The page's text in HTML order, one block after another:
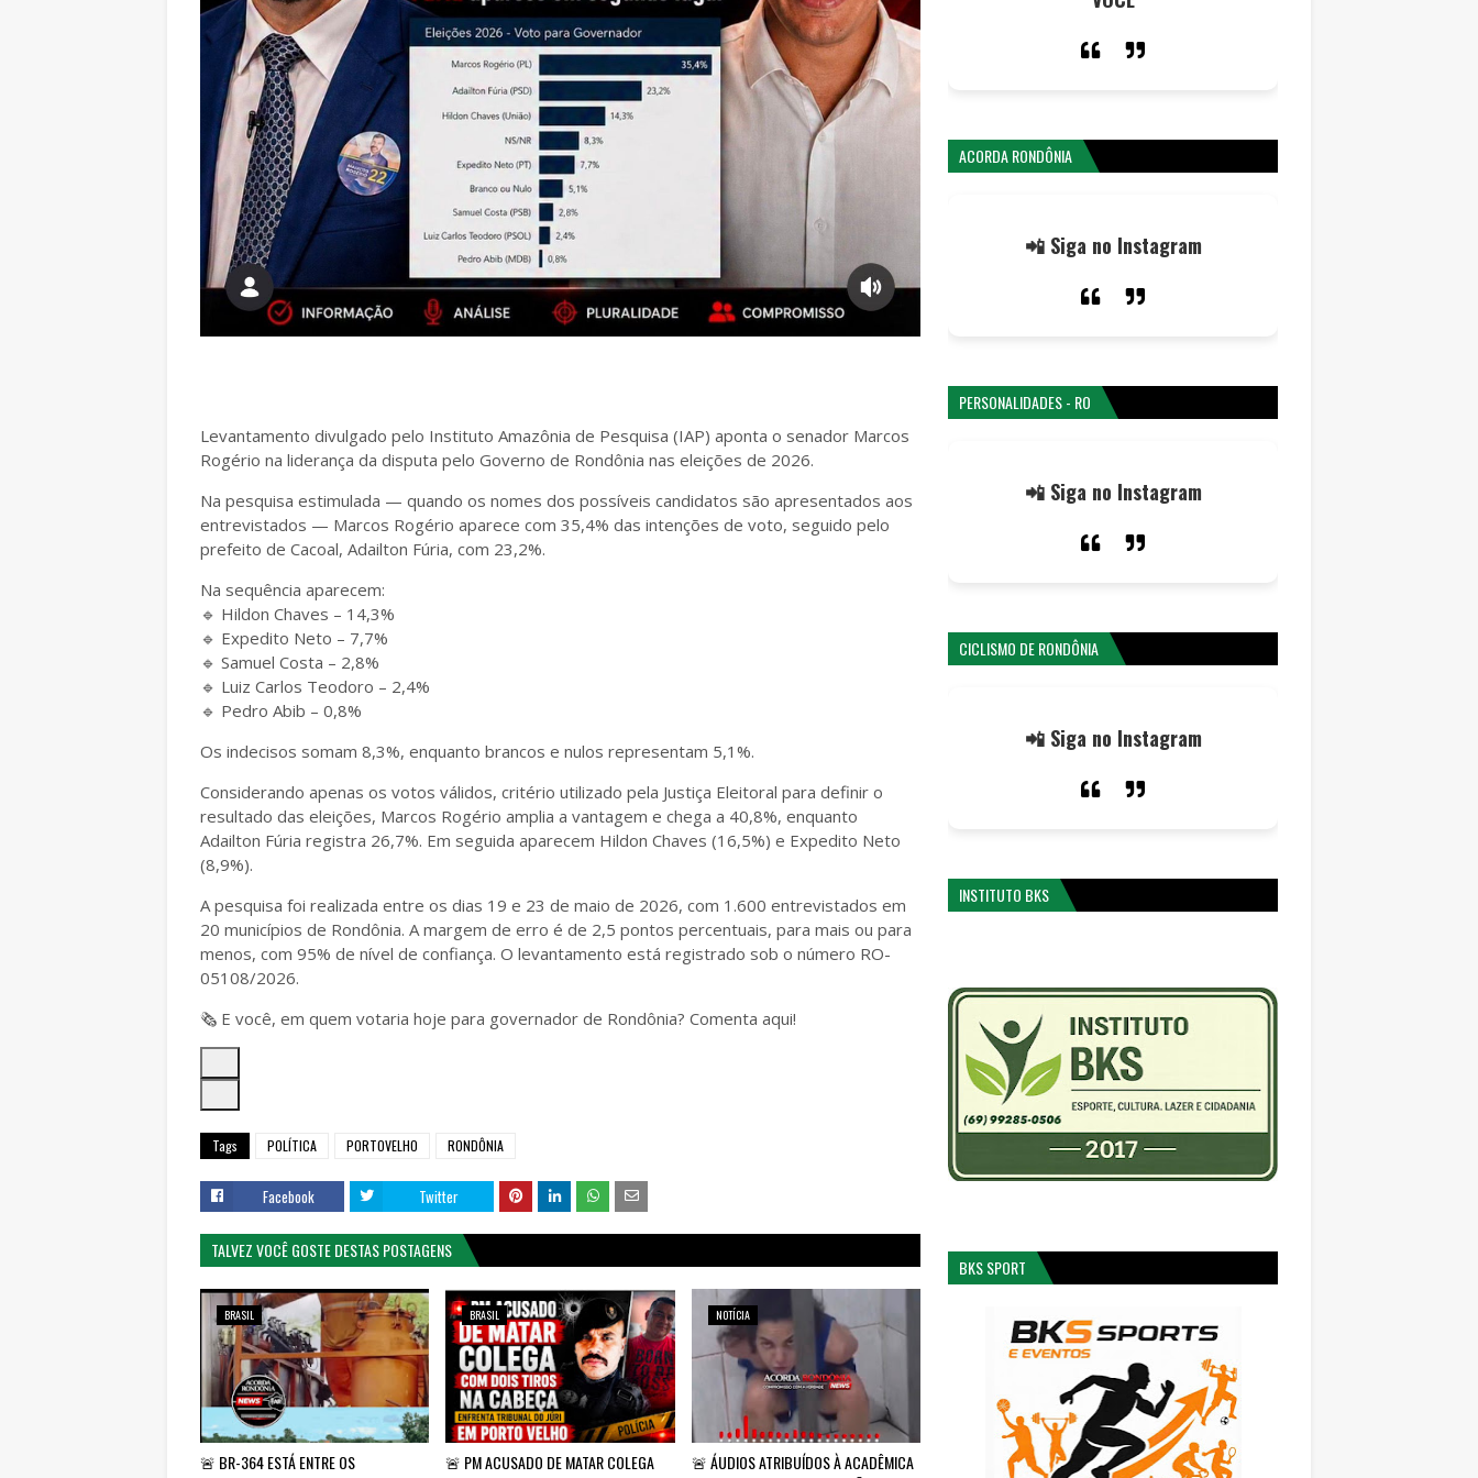
Levantamento divulgado pelo Instituto Amazônia de Pesquisa (IAP) aponta o senador Marcos
Rogério na liderança da disputa pelo Governo de Rondônia nas eleições de 2026.
Na pesquisa estimulada — quando os nomes dos possíveis candidatos são apresentados aos
entrevistados — Marcos Rogério aparece com 35,4% das intenções de voto, seguido pelo
prefeito de Cacoal, Adailton Fúria, com 23,2%.
Na sequência aparecem:
🔹 Hildon Chaves – 14,3%
🔹 Expedito Neto – 7,7%
🔹 Samuel Costa – 2,8%
🔹 Luiz Carlos Teodoro – 2,4%
🔹 Pedro Abib – 0,8%
Os indecisos somam 8,3%, enquanto brancos e nulos representam 5,1%.
Considerando apenas os votos válidos, critério utilizado pela Justiça Eleitoral para definir o
resultado das eleições, Marcos Rogério amplia a vantagem e chega a 40,8%, enquanto
Adailton Fúria registra 26,7%. Em seguida aparecem Hildon Chaves (16,5%) e Expedito Neto
(8,9%).
A pesquisa foi realizada entre os dias 19 e 23 de maio de 2026, com 1.600 entrevistados em
20 municípios de Rondônia. A margem de erro é de 2,5 pontos percentuais, para mais ou para
menos, com 95% de nível de confiança. O levantamento está registrado sob o número RO-
05108/2026.
🗞️ E você, em quem votaria hoje para governador de Rondônia? Comenta aqui!
Tags POLÍTICA PORTOVELHO RONDÔNIA
Facebook Twitter
TALVEZ VOCÊ GOSTE DESTAS POSTAGENS
BRASIL
🚨 BR-364 ESTÁ ENTRE OS
BRASIL
🚨 PM ACUSADO DE MATAR COLEGA
NOTÍCIA
🚨 ÁUDIOS ATRIBUÍDOS À ACADÊMICA
ACORDA RONDÔNIA
📲 Siga no Instagram
PERSONALIDADES - RO
📲 Siga no Instagram
CICLISMO DE RONDÔNIA
📲 Siga no Instagram
INSTITUTO BKS
BKS SPORT